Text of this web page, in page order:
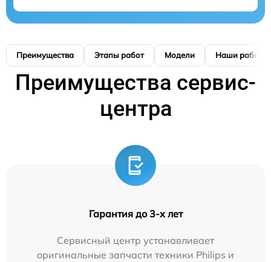
Преимущества Этапы работ Модели Наши работы
Преимущества сервис-
центра
Гарантия до 3-х лет
Сервисный центр устанавливает
оригинальные запчасти техники Philips и